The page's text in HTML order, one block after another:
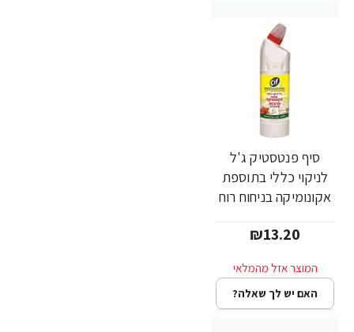
סיף פנטסטיק ג'ל
לניקוי כללי בתוספת
אקונומיקה בניחוח רוח
CIF
₪13.20
האם יש לך שאלה?